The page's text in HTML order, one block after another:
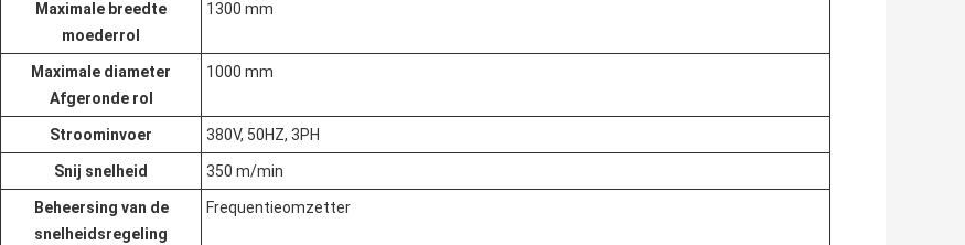
Maximale breedte
moederrol
1300 mm
Maximale diameter
Afgeronde rol
1000 mm
Stroominvoer 380V, 50HZ, 3PH
Snij snelheid 350 m/min
Beheersing van de
snelheidsregeling
Frequentieomzetter